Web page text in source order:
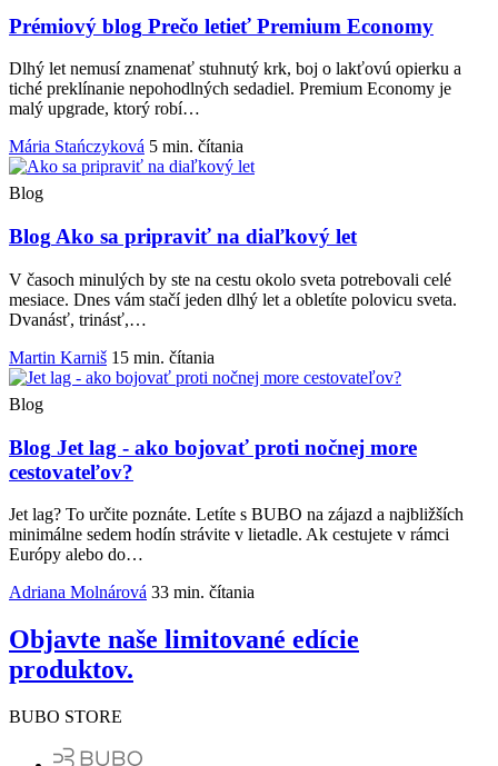
Prémiový blog Prečo letieť Premium Economy
Dlhý let nemusí znamenať stuhnutý krk, boj o lakťovú opierku a
tiché preklínanie nepohodlných sedadiel. Premium Economy je
malý upgrade, ktorý robí…
Mária Stańczyková 5 min. čítania
Blog
Blog Ako sa pripraviť na diaľkový let
V časoch minulých by ste na cestu okolo sveta potrebovali celé
mesiace. Dnes vám stačí jeden dlhý let a obletíte polovicu sveta.
Dvanásť, trinásť,…
Martin Karniš 15 min. čítania
Blog
Blog Jet lag - ako bojovať proti nočnej more
cestovateľov?
Jet lag? To určite poznáte. Letíte s BUBO na zájazd a najbližších
minimálne sedem hodín strávite v lietadle. Ak cestujete v rámci
Európy alebo do…
Adriana Molnárová 33 min. čítania
Objavte naše limitované edície
produktov.
BUBO STORE